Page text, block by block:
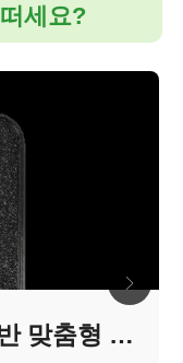
세요?
[일상생활] 아두이노 기반 맞춤형 TV리모컨